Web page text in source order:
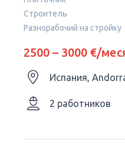
Строитель
Разнорабочий на стройку
2500 – 3000 €/
Испания,
2 работников